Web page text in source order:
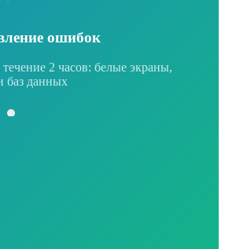
ошибок
2 часов: белые экраны,
баз данных